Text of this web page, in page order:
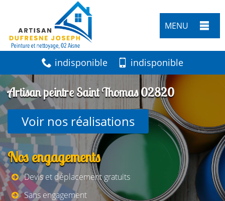
MENU
indisponible indisponible
Artisan peintre Saint Thomas 02820
Voir nos réalisations
Nos engagements
Devis et déplacement gratuits
Sans engagement